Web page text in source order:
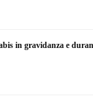
in gravidanza e